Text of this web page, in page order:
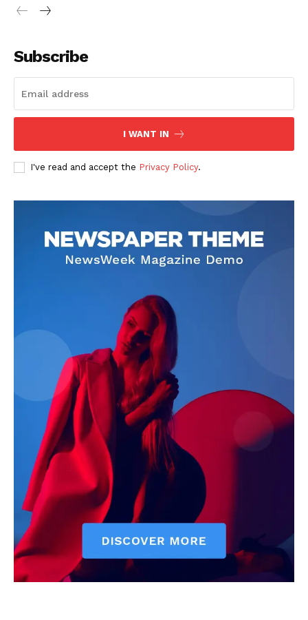
Contact us
Subscription Plans
My account
Subscribe
I WANT IN
I've read and accept the Privacy Policy.